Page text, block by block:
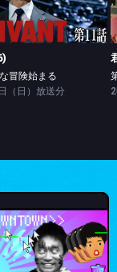
話 新たな冒険始まる
冒険始まる
（日）放送分